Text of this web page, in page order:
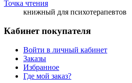
Точка чтения
книжный для психотерапевтов
Кабинет покупателя
Войти в личный кабинет
Заказы
Избранное
Где мой заказ?